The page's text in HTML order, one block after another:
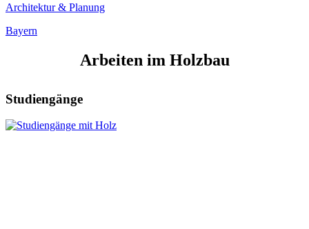
Architektur & Planung
Bayern
Arbeiten im Holzbau
Studiengänge